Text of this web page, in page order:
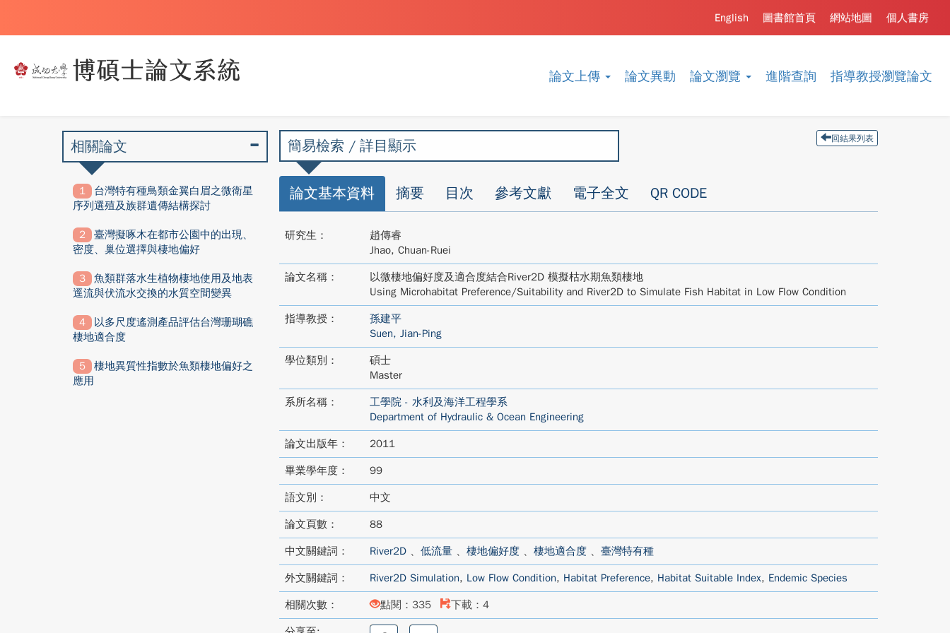
論文上傳 論文異動 論文瀏覽 進階查詢 指導教授瀏覽論文
個人書房
網站地圖
圖書館首頁
English
簡易檢索 / 詳目顯示 回結果列表
論文基本資料 摘要 目次 參考文獻 電子全文 QR CODE
研究生：
趙傳睿
Jhao, Chuan-Ruei
論文名稱：
以微棲地偏好度及適合度結合River2D 模擬枯水期魚類棲地
Using Microhabitat Preference/Suitability and River2D to Simulate Fish Habitat in Low Flow Condition
指導教授：
孫建平
Suen, Jian-Ping
學位類別：
碩士
Master
系所名稱：
工學院 - 水利及海洋工程學系
Department of Hydraulic & Ocean Engineering
論文出版年： 2011
畢業學年度： 99
語文別： 中文
論文頁數： 88
中文關鍵詞： River2D、 低流量、 棲地偏好度、 棲地適合度、 臺灣特有種
外文關鍵詞： River2D Simulation, Low Flow Condition, Habitat Preference, Habitat Suitable Index, Endemic Species
相關次數： 點閱：335 下載：4
相關論文
台灣特有種鳥類金翼白眉之微衛星
序列選殖及族群遺傳結構探討
臺灣擬啄木在都市公園中的出現、
密度、巢位選擇與棲地偏好
魚類群落水生植物棲地使用及地表
逕流與伏流水交換的水質空間變異
以多尺度遙測產品評估台灣珊瑚礁
棲地適合度
棲地異質性指數於魚類棲地偏好之
應用